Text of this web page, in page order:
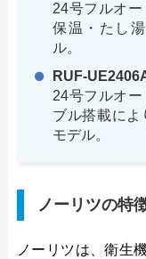
24号フルオ
保温・たし
ル。
RUF-
24号フルオ
ブル搭載に
モデル。
ノーリツの特
ノーリツは、衛生